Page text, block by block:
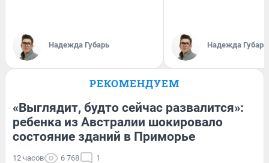
Надежда Губарь Надежда Губарь
РЕКОМЕНДУЕМ
«Выглядит, будто сейчас развалится»:
ребенка из Австралии шокировало
состояние зданий в Приморье
12 часов 6 768 1